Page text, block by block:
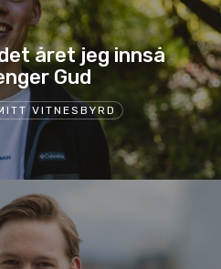
VITNESBYRD
året jeg innså
Gud